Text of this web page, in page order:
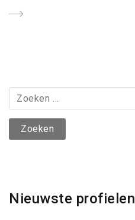
Zoeken
naar:
Nieuwste profielen